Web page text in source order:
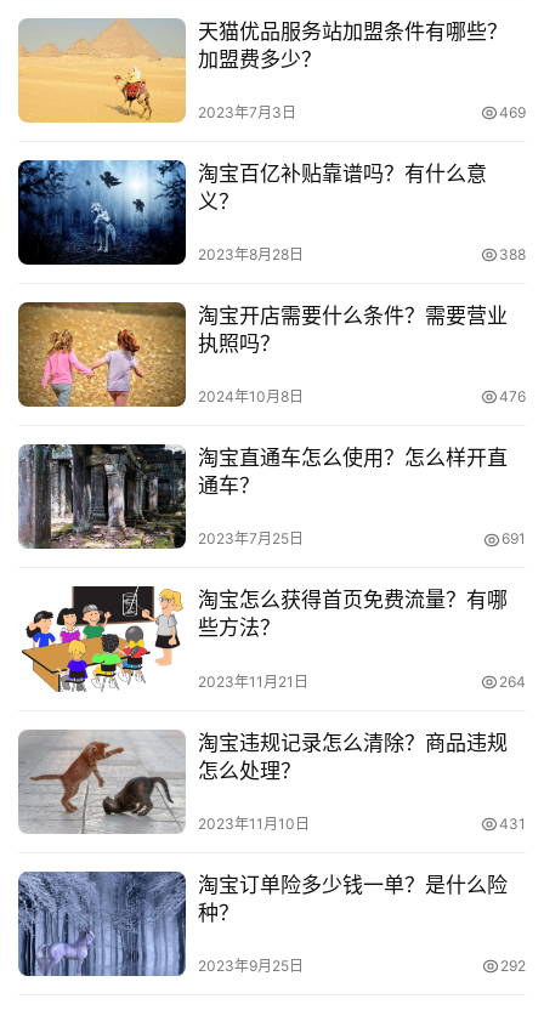
淘
宝
享
淘宝店招如何装修？装修操作步骤有哪些？
淘宝店铺装修的意义是什么？有哪些好处？
淘宝店铺详情页面怎么装修？如何布局？
本文来自投稿，不代表早谈创业网立场，作者：欧阳, 微澜，如
若转载，请注明出处：
https://www.zaotuan.com.cn/141433.html
版权声明：本文内容由互联网用户自发贡献，该文观点仅代表
承担相关法律责任。如发现本站有涉嫌抄袭侵权/违法违规的内
容， 请发送邮件至153055113@qq.com
本站将立刻删除。
天猫优品服务站加盟条件有哪些？
加盟费多少？
2023年7月3日 469
淘宝百亿补贴靠谱吗？有什么意
义？
2023年8月28日 388
淘宝开店需要什么条件？需要营业
执照吗？
2024年10月8日 476
淘宝直通车怎么使用？怎么样开直
通车？
2023年7月25日 691
淘宝怎么获得首页免费流量？有哪
些方法？
2023年11月21日 264
淘宝违规记录怎么清除？商品违规
怎么处理？
2023年11月10日 431
淘宝订单险多少钱一单？是什么险
种？
2023年9月25日 292